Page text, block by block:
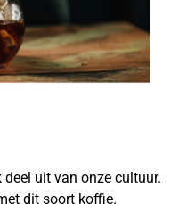
uit van onze cultuur.
dit soort koffie.